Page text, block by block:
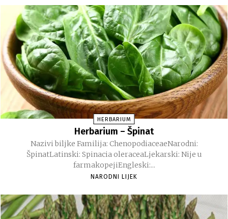
HERBARIUM
Herbarium – Špinat
Nazivi biljke Familija: ChenopodiaceaeNarodni:
ŠpinatLatinski: Spinacia oleraceaLjekarski: Nije u
farmakopejiEngleski:...
NARODNI LIJEK